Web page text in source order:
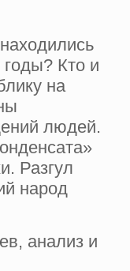
Кто и
на
людей.
Разгул
народ
анализ и